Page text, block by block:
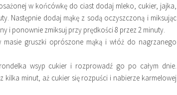
w końcówkę do ciast dodaj mleko, cukier, jajka,
Następnie dodaj mąkę z sodą oczyszczoną i miksując
i ponownie zmiksuj przy prędkości 8 przez 2 minuty.
masie gruszki oprószone mąką i włóż do nagrzanego
wsyp cukier i rozprowadź go po całym dnie.
kilka minut, aż cukier się rozpuści i nabierze karmelowej